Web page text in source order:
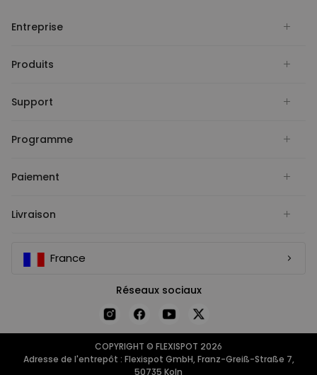
Entreprise
Produits
Support
Programme
Paiement
Livraison
France
Réseaux sociaux
COPYRIGHT © FLEXISPOT 2026
Adresse de l'entrepôt : Flexispot GmbH, Franz-Greiß-Straße 7,
50735 Koln